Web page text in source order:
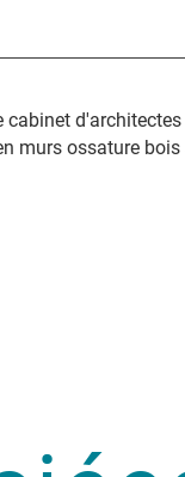
cabinet d'architectes
murs ossature